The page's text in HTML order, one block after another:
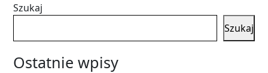
Szukaj
Szukaj
Ostatnie wpisy